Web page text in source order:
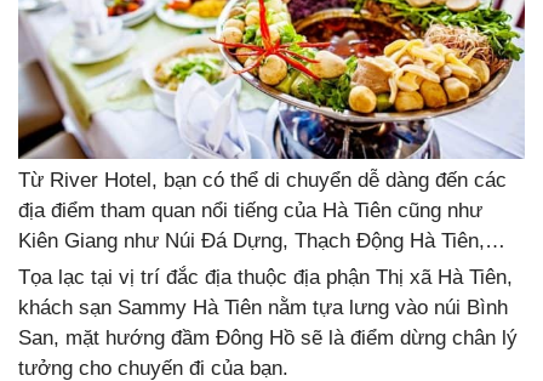
Từ River Hotel, bạn có thể di chuyển dễ dàng đến các
địa điểm tham quan nổi tiếng của Hà Tiên cũng như
Kiên Giang như Núi Đá Dựng, Thạch Động Hà Tiên,…
Tọa lạc tại vị trí đắc địa thuộc địa phận Thị xã Hà Tiên,
khách sạn Sammy Hà Tiên nằm tựa lưng vào núi Bình
San, mặt hướng đầm Đông Hồ sẽ là điểm dừng chân lý
tưởng cho chuyến đi của bạn.